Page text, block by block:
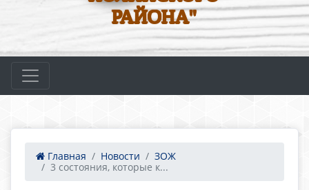
РАЙОНА"
Главная Новости
ЗОЖ
3 состояния, которые к...